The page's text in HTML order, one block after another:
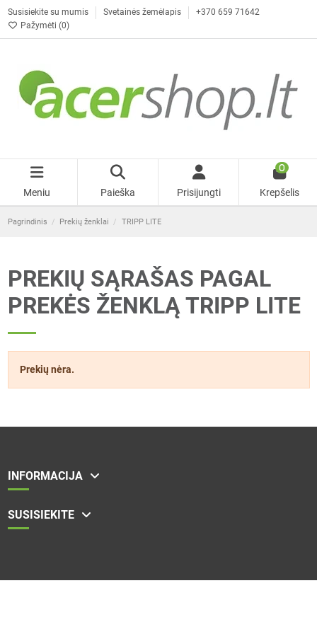
Susisiekite su mumis Svetainės žemėlapis
+370 659 71642
Pažymėti (0)
Meniu Paieška Prisijungti
0
Krepšelis
Pagrindinis Prekių ženklai TRIPP LITE
PREKIŲ SĄRAŠAS PAGAL
PREKĖS ŽENKLĄ TRIPP LITE
Prekių nėra.
INFORMACIJA
SUSISIEKITE